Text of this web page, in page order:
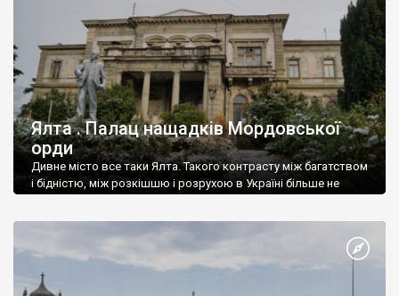
Ялта . Палац нащадків Мордовської
орди
Дивне місто все таки Ялта. Такого контрасту між багатством
і бідністю, між розкішшю і розрухою в Україні більше не